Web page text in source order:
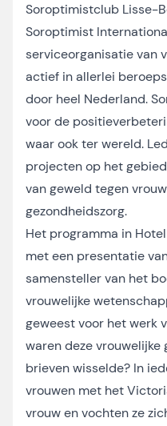
Soroptimistclub Lisse-
Soroptimist
serviceorganisatie van
actief in allerlei
door heel Nederland.
voor de
waar ook ter wereld.
projecten op het
van geweld tegen
gezondheidszorg.
Het programma in
met een presentatie
samensteller van het
vrouwelijke
geweest voor het werk
waren deze
brieven wisselde? In
vrouwen met het
vrouw en vochten ze